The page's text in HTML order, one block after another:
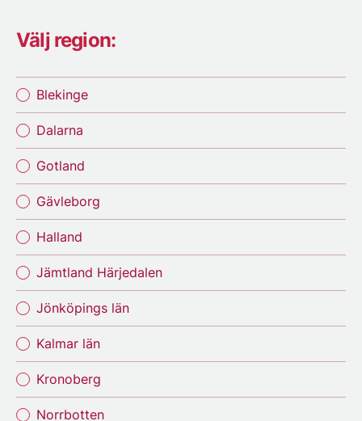
Välj region:
Blekinge
Dalarna
Gotland
Gävleborg
Halland
Jämtland Härjedalen
Jönköpings län
Kalmar län
Kronoberg
Norrbotten